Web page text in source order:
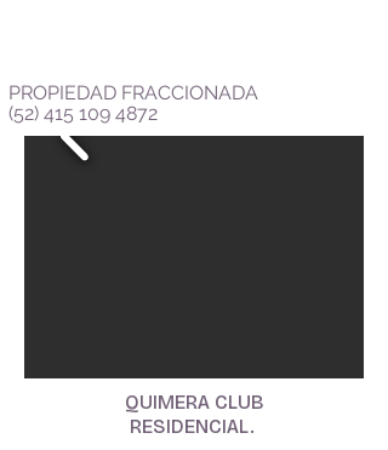
PROPIEDAD FRACCIONADA
(52) 415 109 4872
QUIMERA CLUB
RESIDENCIAL.